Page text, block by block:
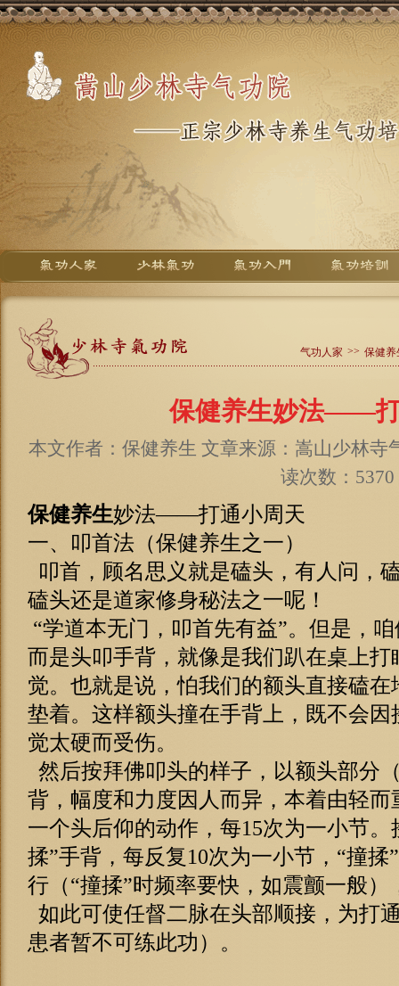
气功人家 >> 保健养
保健养生妙法——
本文作者：保健养生 文章来源：嵩山少林寺
读次数：5370
保健养生妙法——打通小周天
一、叩首法（保健养生之一）
叩首，顾名思义就是磕头，有人问，
磕头还是道家修身秘法之一呢！
“学道本无门，叩首先有益”。但是，
而是头叩手背，就像是我们趴在桌上
觉。也就是说，怕我们的额头直接磕
垫着。这样额头撞在手背上，既不会
觉太硬而受伤。
然后按拜佛叩头的样子，以额头部分
背，幅度和力度因人而异，本着由轻
一个头后仰的动作，每15次为一小节
揉”手背，每反复10次为一小节，“撞
行（“撞揉”时频率要快，如震颤一般）
如此可使任督二脉在头部顺接，为打
患者暂不可练此功）。